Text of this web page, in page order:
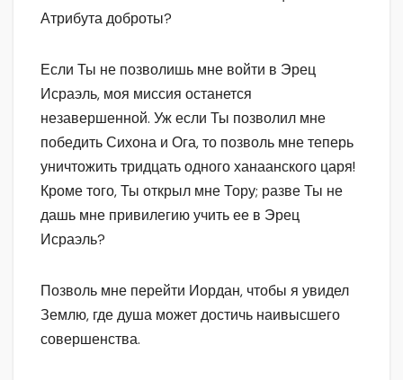
Атрибута доброты?
Если Ты не позволишь мне войти в Эрец
Исраэль, моя миссия останется
незавершенной. Уж если Ты позволил мне
победить Сихона и Ога, то позволь мне теперь
уничтожить тридцать одного ханаанского царя!
Кроме того, Ты открыл мне Тору; разве Ты не
дашь мне привилегию учить ее в Эрец
Исраэль?
Позволь мне перейти Иордан, чтобы я увидел
Землю, где душа может достичь наивысшего
совершенства.